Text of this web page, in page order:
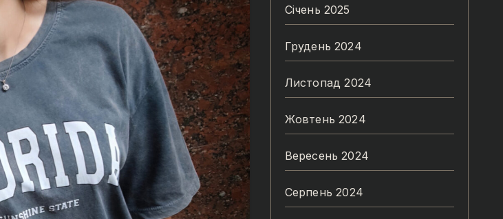
Січень 2025
Грудень 2024
Листопад 2024
Жовтень 2024
Вересень 2024
Серпень 2024